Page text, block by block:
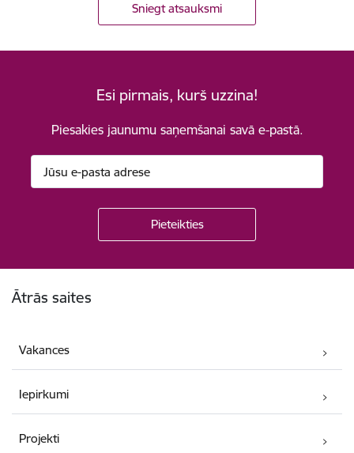
Sniegt atsauksmi
Esi pirmais, kurš uzzina!
Piesakies jaunumu saņemšanai savā e-pastā.
Ātrās saites
Vakances
Iepirkumi
Projekti